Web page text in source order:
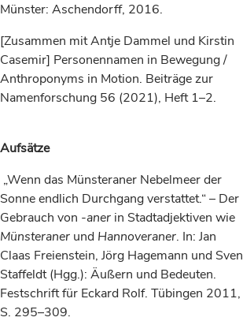
Münster: Aschendorff, 2016.
[Zusammen mit Antje Dammel und Kirstin
Casemir] Personennamen in Bewegung /
Anthroponyms in Motion. Beiträge zur
Namenforschung 56 (2021), Heft 1–2.
Aufsätze
„Wenn das Münsteraner Nebelmeer der
Sonne endlich Durchgang verstattet.“ – Der
Gebrauch von -aner in Stadtadjektiven wie
Münsteraner und Hannoveraner. In: Jan
Claas Freienstein, Jörg Hagemann und Sven
Staffeldt (Hgg.): Äußern und Bedeuten.
Festschrift für Eckard Rolf. Tübingen 2011,
S. 295–309.